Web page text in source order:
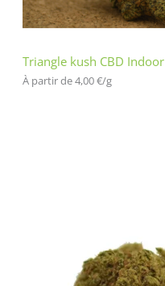
Triangle kush CBD Indoor
À partir de 4,00€/g